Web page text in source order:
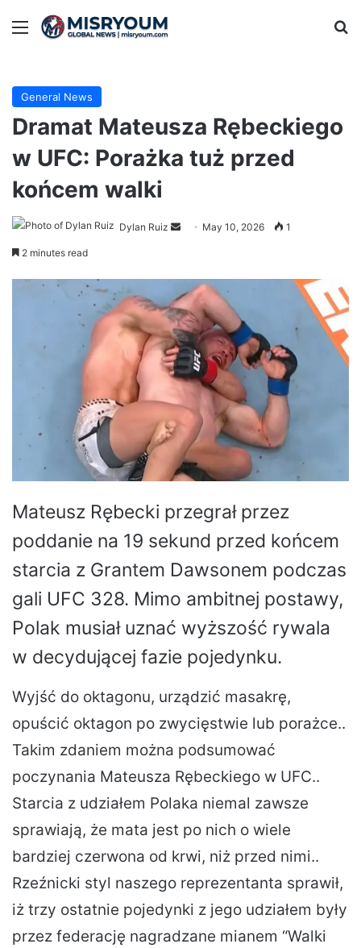
Menu
General News
Dramat Mateusza Rębeckiego
w UFC: Porażka tuż przed
końcem walki
Dylan Ruiz
Send May 10, 2026 1
2 minutes read
Mateusz Rębecki przegrał przez
poddanie na 19 sekund przed końcem
starcia z Grantem Dawsonem podczas
gali UFC 328. Mimo ambitnej postawy,
Polak musiał uznać wyższość rywala
w decydującej fazie pojedynku.
Wyjść do oktagonu, urządzić masakrę,
opuścić oktagon po zwycięstwie lub porażce..
Takim zdaniem można podsumować
poczynania Mateusza Rębeckiego w UFC..
Starcia z udziałem Polaka niemal zawsze
sprawiają, że mata jest po nich o wiele
bardziej czerwona od krwi, niż przed nimi..
Rzeźnicki styl naszego reprezentanta sprawił,
iż trzy ostatnie pojedynki z jego udziałem były
przez federację nagradzane mianem “Walki